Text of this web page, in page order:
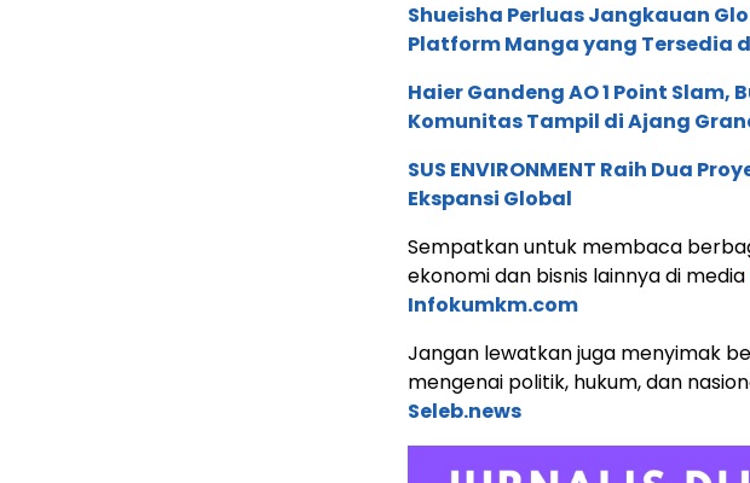
Shueisha Perluas Jangkauan
Platform Manga yang Tersedia
Haier Gandeng AO 1 Point Slam,
Komunitas Tampil di Ajang
SUS ENVIRONMENT Raih Dua
Ekspansi Global
Sempatkan untuk membaca
ekonomi dan bisnis lainnya di media
Infokumkm.com
Jangan lewatkan juga menyimak
mengenai politik, hukum, dan
Seleb.news